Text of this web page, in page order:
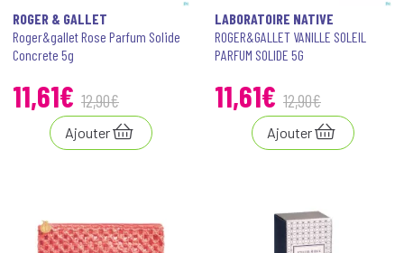
ROGER & GALLET
Roger&gallet Rose Parfum Solide
Concrete 5g
11,61€ 12,90€
Ajouter
LABORATOIRE NATIVE
ROGER&GALLET VANILLE SOLEIL
PARFUM SOLIDE 5G
11,61€ 12,90€
Ajouter